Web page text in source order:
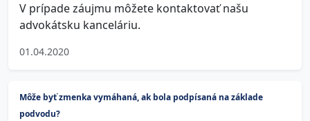
V prípade záujmu môžete kontaktovať našu
advokátsku kanceláriu.
01.04.2020
Môže byť zmenka vymáhaná, ak bola podpísaná na základe
podvodu?